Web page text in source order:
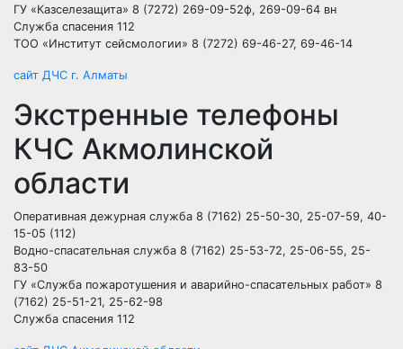
ГУ «Казселезащита» 8 (7272) 269-09-52ф, 269-09-64 вн
Служба спасения 112
ТОО «Институт сейсмологии» 8 (7272) 69-46-27, 69-46-14
сайт ДЧС г. Алматы
Экстренные телефоны
КЧС Акмолинской
области
Оперативная дежурная служба 8 (7162) 25-50-30, 25-07-59, 40-
15-05 (112)
Водно-спасательная служба 8 (7162) 25-53-72, 25-06-55, 25-
83-50
ГУ «Служба пожаротушения и аварийно-спасательных работ» 8
(7162) 25-51-21, 25-62-98
Служба спасения 112